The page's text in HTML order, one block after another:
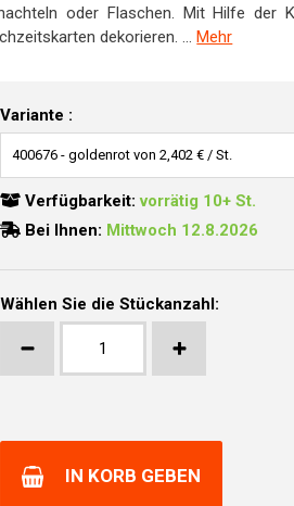
oder Flaschen. Mit Hilfe der
dekorieren. ...Mehr
Variante :
Verfügbarkeit:vorrätig 10+ St.
Bei Ihnen: Mittwoch 12.8.2026
Wählen Sie die Stückanzahl:
IN KORB GEBEN